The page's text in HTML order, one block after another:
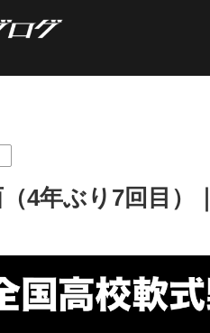
（4年ぶり7回目